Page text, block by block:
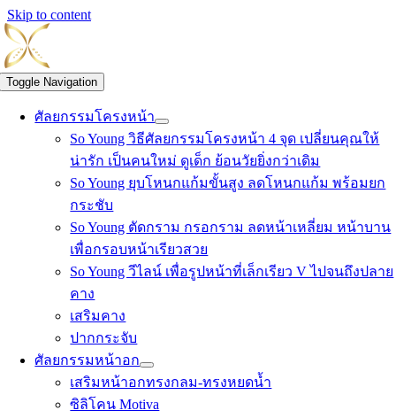
Skip to content
Toggle Navigation
ศัลยกรรมโครงหน้า
So Young วิธีศัลยกรรมโครงหน้า 4 จุด เปลี่ยนคุณให้
น่ารัก เป็นคนใหม่ ดูเด็ก ย้อนวัยยิ่งกว่าเดิม
So Young ยุบโหนกแก้มขั้นสูง ลดโหนกแก้ม พร้อมยก
กระชับ
So Young ตัดกราม กรอกราม ลดหน้าเหลี่ยม หน้าบาน
เพื่อกรอบหน้าเรียวสวย
So Young วีไลน์ เพื่อรูปหน้าที่เล็กเรียว V ไปจนถึงปลาย
คาง
เสริมคาง
ปากกระจับ
ศัลยกรรมหน้าอก
เสริมหน้าอกทรงกลม-ทรงหยดน้ำ
ซิลิโคน Motiva